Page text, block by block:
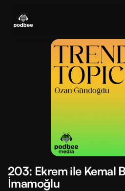
menu
203: Ekrem ile Kemal
İmamoğlu